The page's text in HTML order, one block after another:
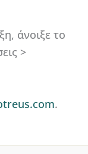
άνοιξε το
>
.